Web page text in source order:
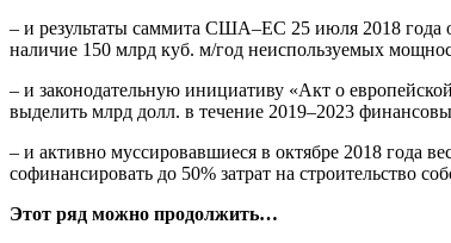
– и результаты саммита США–ЕС 25 июля 2018 года
наличие 150 млрд куб. м/год неиспользуемых
– и законодательную инициативу «Акт о
выделить млрд долл. в течение 2019–2023
– и активно муссировавшиеся в октябре 2018 года
софинансировать до 50% затрат на строительство
Этот ряд можно продолжить…